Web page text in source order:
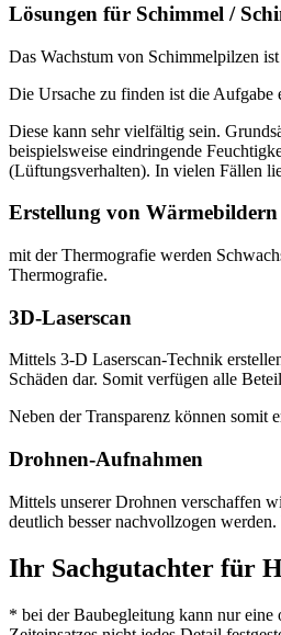
Lösungen für Schimmel /
Das Wachstum von Schimmelpilzen
Die Ursache zu finden ist die Aufgabe
Diese kann sehr vielfältig sein.
beispielsweise eindringende
(Lüftungsverhalten). In vielen Fällen
Erstellung von
mit der Thermografie werden
Thermografie.
3D-Laserscan
Mittels 3-D Laserscan-Technik
Schäden dar. Somit verfügen alle
Neben der Transparenz können somit
Drohnen-Aufnahmen
Mittels unserer Drohnen verschaffen
deutlich besser nachvollzogen
Ihr Sachgutachter für
* bei der Baubegleitung kann nur eine